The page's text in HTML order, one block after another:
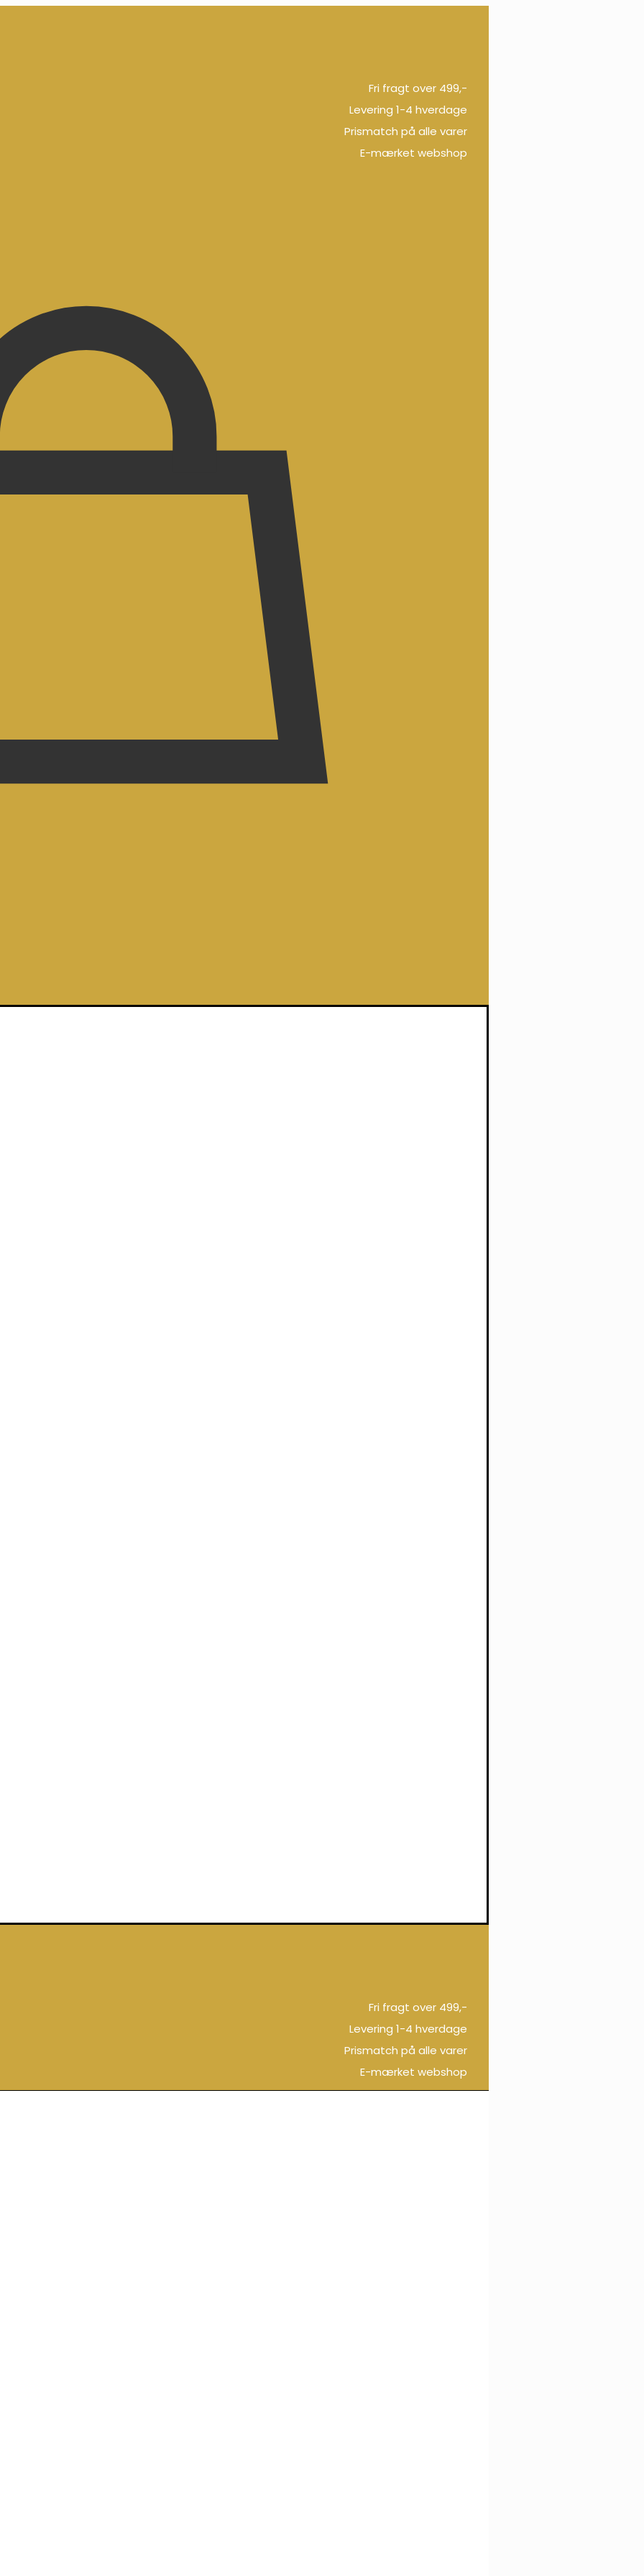
Fri fragt over 499,-
Levering 1-4 hverdage
Prismatch på alle varer
E-mærket webshop
Fri fragt over 499,-
Levering 1-4 hverdage
Prismatch på alle varer
E-mærket webshop